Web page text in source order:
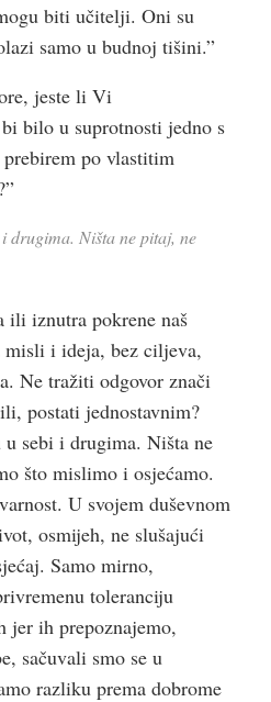
biti učitelji. Oni su
samo u budnoj tišini.”
jeste li Vi
bilo u suprotnosti jedno s
po vlastitim
drugima. Ništa ne pitaj, ne
ili iznutra pokrene naš
misli i ideja, bez ciljeva,
Ne tražiti odgovor znači
postati jednostavnim?
sebi i drugima. Ništa ne
što mislimo i osjećamo.
U svojem duševnom
osmijeh, ne slušajući
Samo mirno,
toleranciju
jer ih prepoznajemo,
sačuvali smo se u
razliku prema dobrome